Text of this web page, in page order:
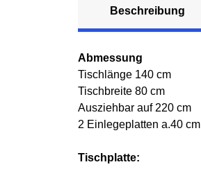
Beschreibung
Abmessung
Tischlänge 140 cm
Tischbreite 80 cm
Ausziehbar auf 220 cm
2 Einlegeplatten a.40 cm
Tischplatte: